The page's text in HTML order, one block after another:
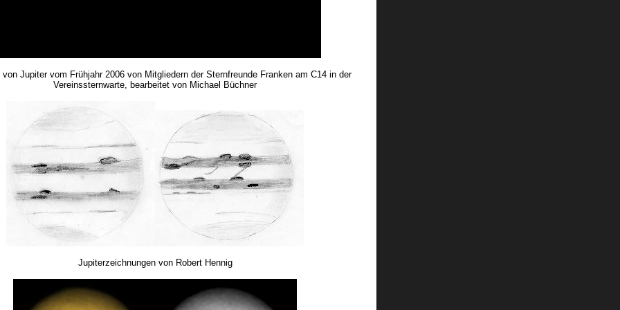
von Jupiter vom Frühjahr 2006 von Mitgliedern der Sternfreunde Franken am C14 in der
Vereinssternwarte, bearbeitet von Michael Büchner
Jupiterzeichnungen von Robert Hennig